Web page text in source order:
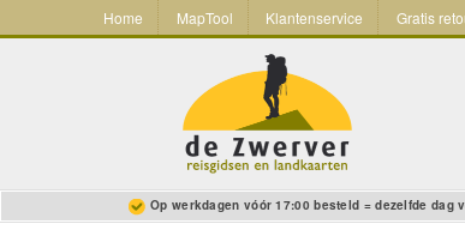
Home MapTool Klantenservice Gratis
Op werkdagen vóór 17:00 besteld = dezelfde dag